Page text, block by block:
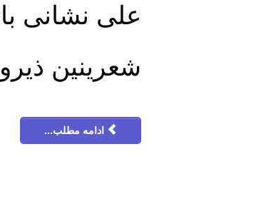
علی نشانی
شعرینین
ادامه مطلب...